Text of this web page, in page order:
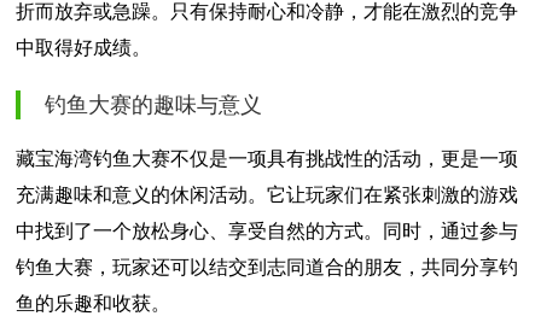
折而放弃或急躁。只有保持耐心和冷静，才能在激烈的竞争
中取得好成绩。
钓鱼大赛的趣味与意义
藏宝海湾钓鱼大赛不仅是一项具有挑战性的活动，更是一项
充满趣味和意义的休闲活动。它让玩家们在紧张刺激的游戏
中找到了一个放松身心、享受自然的方式。同时，通过参与
钓鱼大赛，玩家还可以结交到志同道合的朋友，共同分享钓
鱼的乐趣和收获。